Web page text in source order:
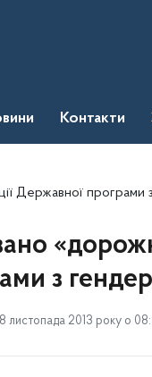
Контакти
з гендерної рівності
з
листопада 2013 року о